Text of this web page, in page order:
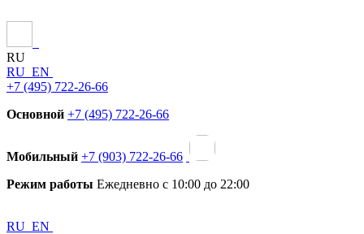
RU
RU EN
+7 (495) 722-26-66
Основной +7 (495) 722-26-66
Мобильный +7 (903) 722-26-66
Режим работы Ежедневно с 10:00 до 22:00
RU EN